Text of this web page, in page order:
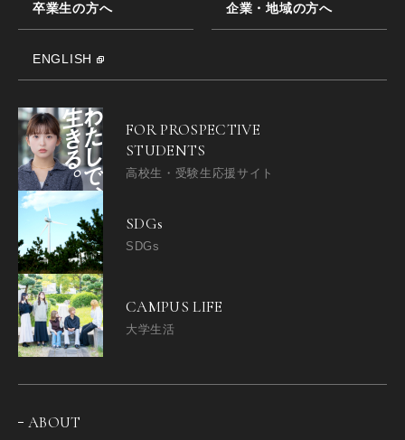
卒業生の方へ 企業・地域の方へ
ENGLISH
FOR PROSPECTIVE
STUDENTS
高校生・受験生応援サイト
SDGs
SDGs
CAMPUS LIFE
大学生活
ABOUT